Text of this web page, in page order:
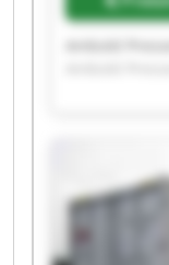
Ambold
Ambold
Ambold
Ambold
Ambold
Ambold
Ambold